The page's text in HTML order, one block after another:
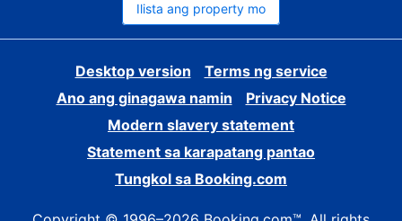
Ilista ang property mo
Desktop version
Terms ng service
Ano ang ginagawa namin
Privacy Notice
Modern slavery statement
Statement sa karapatang pantao
Tungkol sa Booking.com